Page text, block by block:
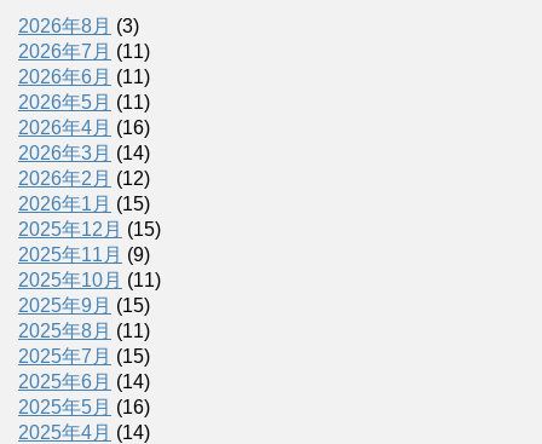
2026年8月 (3)
2026年7月 (11)
2026年6月 (11)
2026年5月 (11)
2026年4月 (16)
2026年3月 (14)
2026年2月 (12)
2026年1月 (15)
2025年12月 (15)
2025年11月 (9)
2025年10月 (11)
2025年9月 (15)
2025年8月 (11)
2025年7月 (15)
2025年6月 (14)
2025年5月 (16)
2025年4月 (14)